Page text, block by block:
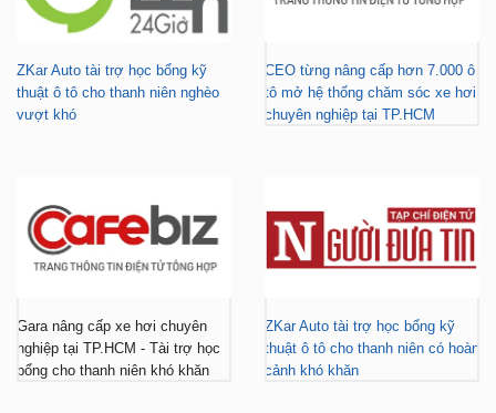
ZKar Auto tài trợ học bổng kỹ
thuật ô tô cho thanh niên nghèo
vượt khó
CEO từng nâng cấp hơn 7.000 ô
tô mở hệ thống chăm sóc xe hơi
chuyên nghiệp tại TP.HCM
Gara nâng cấp xe hơi chuyên
nghiệp tại TP.HCM - Tài trợ học
bổng cho thanh niên khó khăn
ZKar Auto tài trợ học bổng kỹ
thuật ô tô cho thanh niên có hoàn
cảnh khó khăn